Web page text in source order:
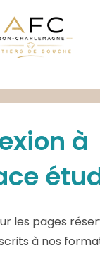
à
les pages
à nos